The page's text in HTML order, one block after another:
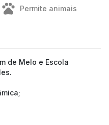
Permite animais
de Melo e Escola